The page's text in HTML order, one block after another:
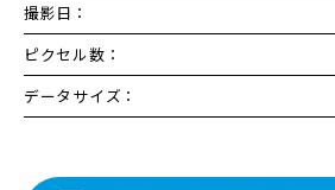
撮影日：
ピクセル数：
データサイズ：